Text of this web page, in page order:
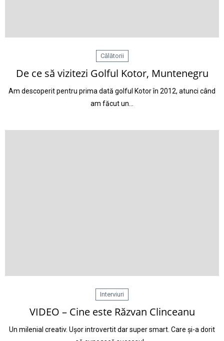
Călătorii
De ce să vizitezi Golful Kotor, Muntenegru
Am descoperit pentru prima dată golful Kotor în 2012, atunci când
am făcut un…
Interviuri
VIDEO – Cine este Răzvan Clinceanu
Un milenial creativ. Ușor introvertit dar super smart. Care și-a dorit